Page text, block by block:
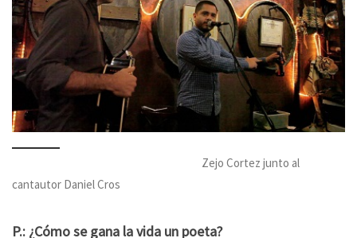
Zejo Cortez junto al
cantautor Daniel Cros
P.: ¿Cómo se gana la vida un poeta?